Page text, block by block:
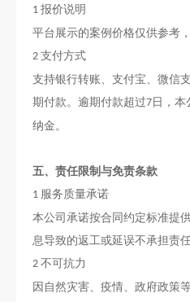
1 报价说明
平台展示的案例价格仅供参考
2 支付方式
支持银行转账、支付宝、微信
期付款。逾期付款超过7 日，
纳金。
五、责任限制与免责条款
1 服务质量承诺
本公司承诺按合同约定标准提
息导致的返工或延误不承担责任
2 不可抗力
因自然灾害、疫情、政府政策